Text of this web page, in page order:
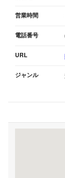
営業時間
電話番号
URL
ジャンル